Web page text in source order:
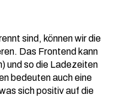
sind, können wir die
Das Frontend kann
und so die Ladezeiten
bedeuten auch eine
sich positiv auf die